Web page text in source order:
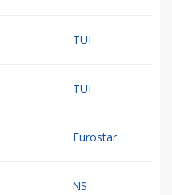
TUI
TUI
Eurostar
NS